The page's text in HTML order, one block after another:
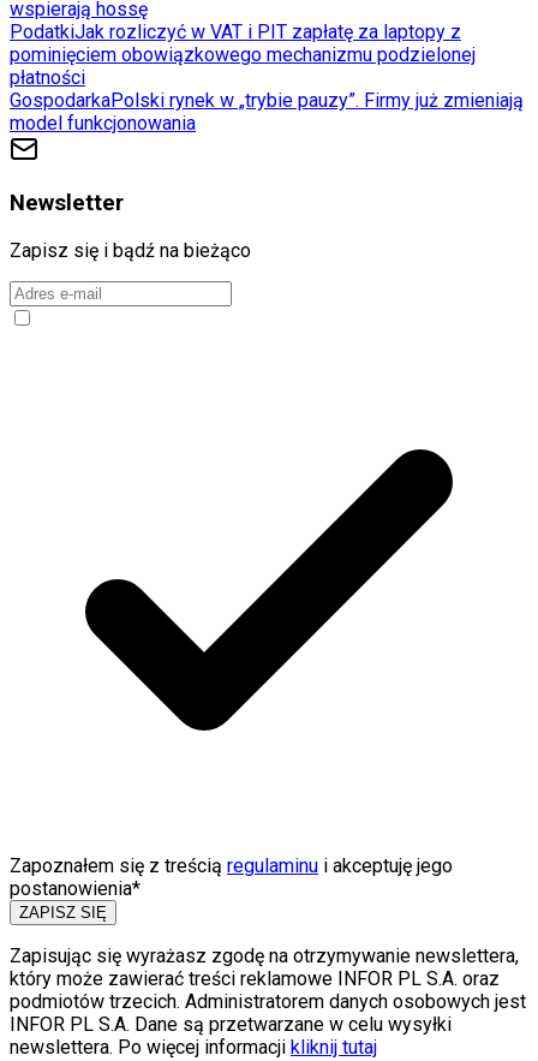
wspierają hossę
PodatkiJak rozliczyć w VAT i PIT zapłatę za laptopy z
pominięciem obowiązkowego mechanizmu podzielonej
płatności
GospodarkaPolski rynek w „trybie pauzy”. Firmy już zmieniają
model funkcjonowania
Newsletter
Zapisz się i bądź na bieżąco
Zapoznałem się z treścią regulaminu i akceptuję jego
postanowienia*
ZAPISZ SIĘ
Zapisując się wyrażasz zgodę na otrzymywanie newslettera,
który może zawierać treści reklamowe INFOR PL S.A. oraz
podmiotów trzecich. Administratorem danych osobowych jest
INFOR PL S.A. Dane są przetwarzane w celu wysyłki
newslettera. Po więcej informacji kliknij tutaj